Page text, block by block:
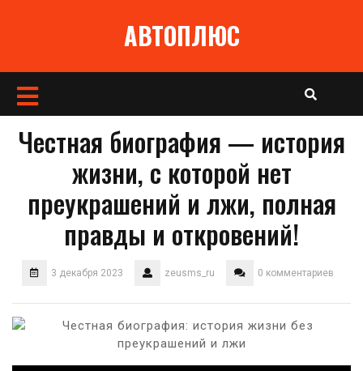
АВТОПЛЮС
Кнопка
Открыть
Честная биография — история
жизни, с которой нет
преукрашений и лжи, полная
правды и откровений!
3 декабря 2023 zeusms_ru 0 комментариев